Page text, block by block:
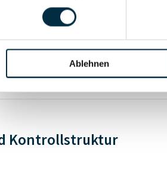
Ablehnen
Kontrollstruktur